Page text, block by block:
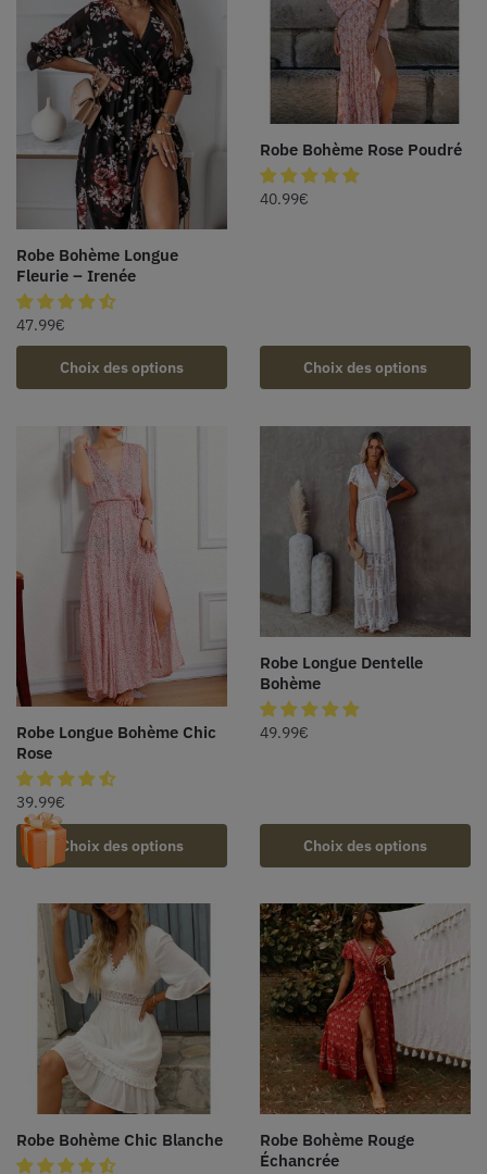
Robe Bohème Longue
Fleurie – Irenée
47.99€
Choix des options
Robe Bohème Rose Poudré
40.99€
Choix des options
Robe Longue Bohème Chic
Rose
39.99€
Choix des options
Robe Longue Dentelle
Bohème
49.99€
Choix des options
Robe Bohème Chic Blanche
Robe Bohème Rouge
Échancrée